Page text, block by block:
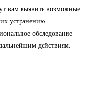
вам выявить возможные
устранению.
обследование
действиям.